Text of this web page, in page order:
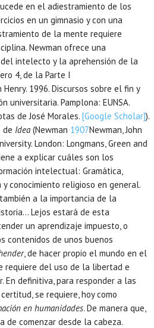
en el adiestramiento de los
en un gimnasio y con una
de la mente requiere
Newman ofrece una
intelecto y la aprehensión de la
4, de la Parte I
Henry. 1996. Discursos sobre el fin y
universitaria. Pamplona: EUNSA.
de José Morales. [Google Scholar]).
de Idea (Newman 1907Newman,John
London: Longmans, Green and
a explicar cuáles son los
intelectual: Gramática,
conocimiento religioso en general.
a la importancia de la
Lejos estará de esta
un aprendizaje impuesto, o
contenidos de unos buenos
, de hacer propio el mundo en el
requiere del uso de la libertad e
En definitiva, para responder a las
se requiere, hoy como
en humanidades. De manera que,
de comenzar desde la cabeza.